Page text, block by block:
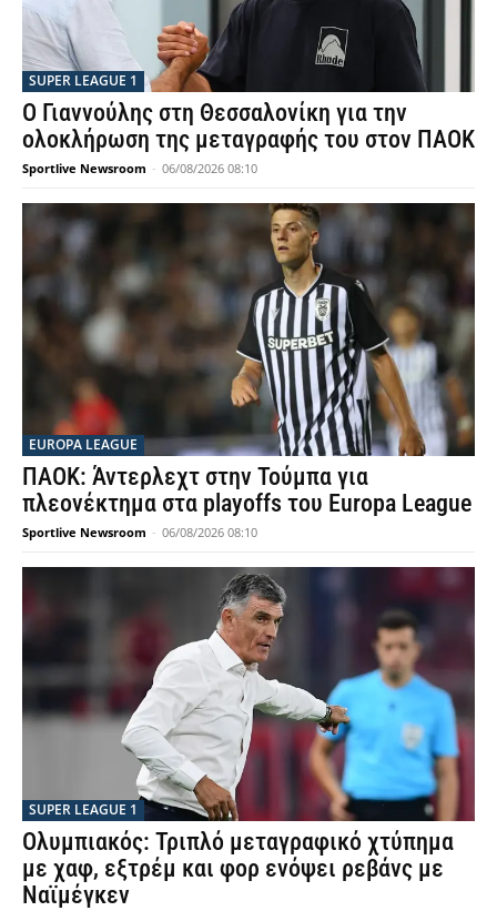
SUPER LEAGUE 1
Ο Γιαννούλης στη Θεσσαλονίκη για την
ολοκλήρωση της μεταγραφής του στον ΠΑΟΚ
Sportlive Newsroom - 06/08/2026 08:10
EUROPA LEAGUE
ΠΑΟΚ: Άντερλεχτ στην Τούμπα για
πλεονέκτημα στα playoffs του Europa League
Sportlive Newsroom - 06/08/2026 08:10
SUPER LEAGUE 1
Ολυμπιακός: Τριπλό μεταγραφικό χτύπημα
με χαφ, εξτρέμ και φορ ενόψει ρεβάνς με
Ναϊμέγκεν